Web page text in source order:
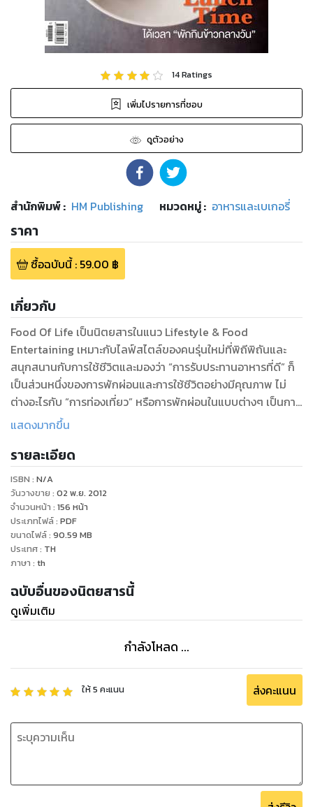
14Ratings
เพิ่มไปรายการที่ชอบ
ดูตัวอย่าง
สำนักพิมพ์: HM Publishing หมวดหมู่: อาหารและเบเกอรี่
ราคา
ซื้อฉบับนี้: 59.00 ฿
เกี่ยวกับ
Food Of Life เป็นนิตยสารในแนว Lifestyle & Food
Entertaining เหมาะกับไลฟ์สไตล์ของคนรุ่นใหม่ที่พิถีพิถันและ
สนุกสนานกับการใช้ชีวิตและมองว่า “การรับประทานอาหารที่ดี” ก็
เป็นส่วนหนึ่งของการพักผ่อนและการใช้ชีวิตอย่างมีคุณภาพ ไม่
ต่างอะไรกับ “การท่องเที่ยว” หรือการพักผ่อนในแบบต่างๆ เป็นการ
ใช้ชีวิตอย่างมีสไตล์ Enjoy Life และ Appreciate ในรสชาติของ
แสดงมากขึ้น
รายละเอียด
ISBN : N/A
วันวางขาย : 02 พ.ย. 2012
จำนวนหน้า : 156 หน้า
ประเภทไฟล์: PDF
ขนาดไฟล์: 90.59 MB
ประเทศ: TH
ภาษา : th
ฉบับอื่นของนิตยสารนี้
ดูเพิ่มเติม
กำลังโหลด ...
ให้5 คะแนน ส่งคะแนน